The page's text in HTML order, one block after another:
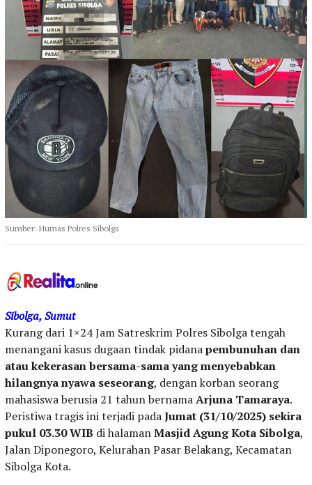
Sumber: Humas Polres Sibolga
Sibolga, Sumut
Kurang dari 1×24 Jam Satreskrim Polres Sibolga tengah
menangani kasus dugaan tindak pidanapembunuhan dan
atau kekerasan bersama-sama yang menyebabkan
hilangnya nyawa seseorang, dengan korban seorang
mahasiswa berusia 21 tahun bernamaArjuna Tamaraya.
Peristiwa tragis ini terjadi padaJumat (31/10/2025) sekira
pukul 03.30 WIB di halamanMasjid Agung Kota Sibolga,
Jalan Diponegoro, Kelurahan Pasar Belakang, Kecamatan
Sibolga Kota.